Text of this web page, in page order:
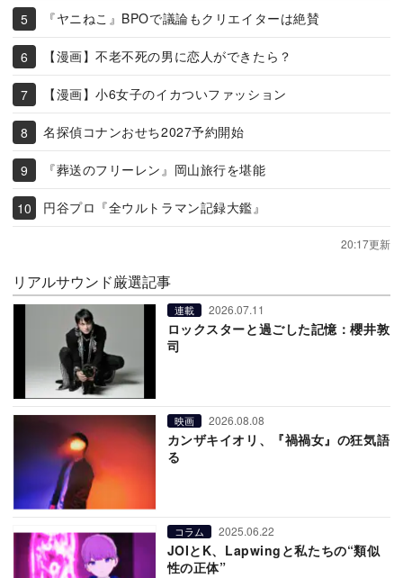
『ヤニねこ』BPOで議論もクリエイターは絶賛
【漫画】不老不死の男に恋人ができたら？
【漫画】小6女子のイカついファッション
名探偵コナンおせち2027予約開始
『葬送のフリーレン』岡山旅行を堪能
円谷プロ『全ウルトラマン記録大鑑』
20:17更新
リアルサウンド厳選記事
連載 2026.07.11
ロックスターと過ごした記憶：櫻井敦
司
映画 2026.08.08
カンザキイオリ、『禍禍女』の狂気語
る
コラム 2025.06.22
JOIとK、Lapwingと私たちの“類似
性の正体”